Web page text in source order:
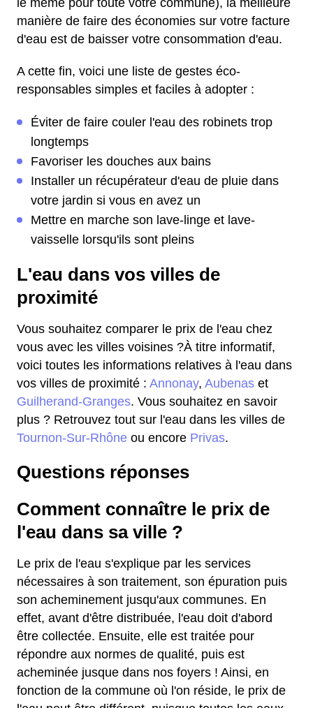
le même pour toute votre commune), la meilleure
manière de faire des économies sur votre facture
d'eau est de baisser votre consommation d'eau.
A cette fin, voici une liste de gestes éco-
responsables simples et faciles à adopter :
Éviter de faire couler l'eau des robinets trop
longtemps
Favoriser les douches aux bains
Installer un récupérateur d'eau de pluie dans
votre jardin si vous en avez un
Mettre en marche son lave-linge et lave-
vaisselle lorsqu'ils sont pleins
L'eau dans vos villes de
proximité
Vous souhaitez comparer le prix de l'eau chez
vous avec les villes voisines ?À titre informatif,
voici toutes les informations relatives à l'eau dans
vos villes de proximité : Annonay, Aubenas et
Guilherand-Granges. Vous souhaitez en savoir
plus ? Retrouvez tout sur l'eau dans les villes de
Tournon-Sur-Rhône ou encore Privas.
Questions réponses
Comment connaître le prix de
l'eau dans sa ville ?
Le prix de l'eau s'explique par les services
nécessaires à son traitement, son épuration puis
son acheminement jusqu'aux communes. En
effet, avant d'être distribuée, l'eau doit d'abord
être collectée. Ensuite, elle est traitée pour
répondre aux normes de qualité, puis est
acheminée jusque dans nos foyers ! Ainsi, en
fonction de la commune où l'on réside, le prix de